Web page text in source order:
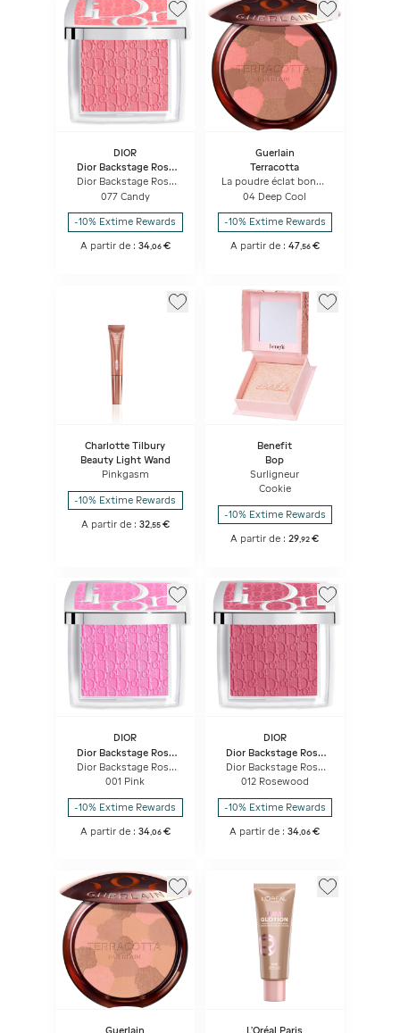
DIOR
Dior Backstage Rosy
Glow
Dior Backstage Rosy
Glow Blush Couleur
Activée Par Le Ph -
Longue Tenue
077 Candy
-10% Extime Rewards
A partir de : 34,06 €
Guerlain
Terracotta
La poudre éclat bonne
mine naturelle Light -
96% d'ingrédients
d'origine naturelle
04 Deep Cool
-10% Extime Rewards
A partir de : 47,56 €
Charlotte Tilbury
Beauty Light Wand
Pinkgasm
-10% Extime Rewards
A partir de : 32, 55 €
Benefit
Bop
Surligneur
Cookie
-10% Extime Rewards
A partir de :29 ,92 €
DIOR
Dior Backstage Rosy
Glow
Dior Backstage Rosy
Glow Blush Couleur
Activée Par Le Ph -
Longue Tenue
001 Pink
-10% Extime Rewards
A partir de : 34, 06 €
DIOR
Dior Backstage Rosy
Glow
Dior Backstage Rosy
Glow Blush Couleur
Activée Par Le Ph -
Longue Tenue
012 Rosewood
-10% Extime Rewards
A partir de :34 ,06 €
Guerlain L'Oréal Paris